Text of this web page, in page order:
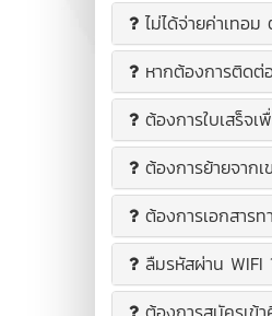
ไม่ได้จ่ายค่าเทอม
หากต้องการติดต่
ต้องการใบเสร็จเ
ต้องการย้ายจาก
ต้องการเอกสาร
ลืมรหัสผ่าน WIFI